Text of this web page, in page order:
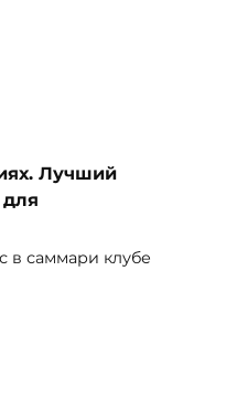
Лучший
в саммари клубе